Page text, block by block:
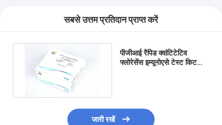
सबसे उत्तम प्रतिदान प्राप्त करें
पीजीआई रैपिड क्वांटिटेटिव
फ्लोरेसेंस इम्यूनोएसे टेस्ट किट
जारी रखें